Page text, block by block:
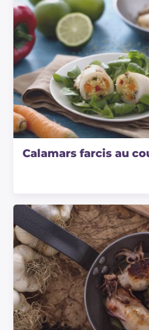
Calamars farcis au